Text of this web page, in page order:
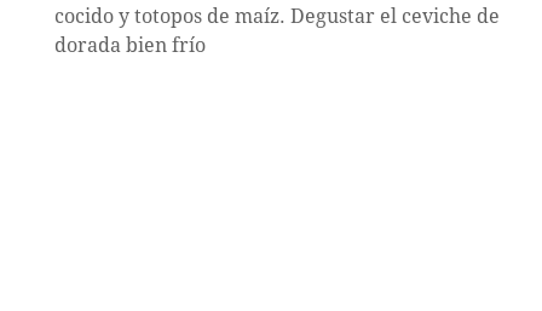
cocido y totopos de maíz. Degustar el ceviche de
dorada bien frío